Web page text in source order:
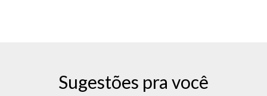
Sugestões pra você